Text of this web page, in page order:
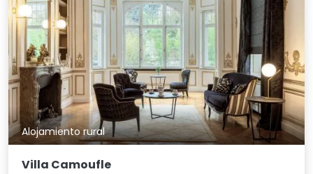
Alojamiento rural
Villa Camoufle